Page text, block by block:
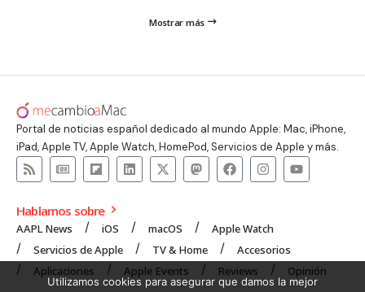
Mostrar más
Portal de noticias español dedicado al mundo Apple: Mac, iPhone,
iPad, Apple TV, Apple Watch, HomePod, Servicios de Apple y más.
Hablamos sobre
AAPL News iOS macOS
Apple Watch
Servicios de Apple
TV & Home
Accesorios
Aplicaciones
Apple Events Reviews Opinión
Utilizamos cookies para asegurar que damos la mejor